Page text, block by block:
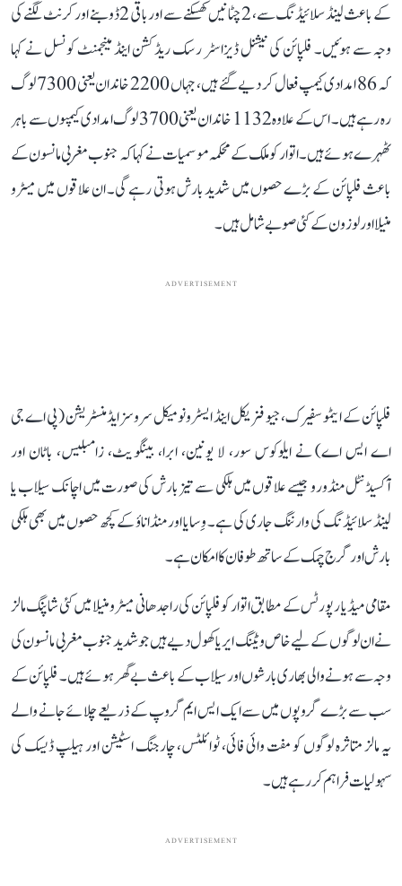
کے باعث لینڈ سلائیڈنگ سے، 2 چٹانیں کھسکنے سے اور باقی 2 ڈوبنے اور کرنٹ لگنے کی
وجہ سے ہوئیں۔ فلپائن کی نیشنل ڈیزاسٹر رسک ریڈکشن اینڈ مینجمنٹ کونسل نے کہا
کہ 86 امدادی کیمپ فعال کر دیے گئے ہیں، جہاں 2200 خاندان یعنی 7300 لوگ
رہ رہے ہیں۔ اس کے علاوہ 1132 خاندان یعنی 3700 لوگ امدادی کیمپوں سے باہر
ٹھہرے ہوئے ہیں۔ اتوار کو ملک کے محکمہ موسمیات نے کہا کہ جنوب مغربی مانسون کے
باعث فلپائن کے بڑے حصوں میں شدید بارش ہوتی رہے گی۔ ان علاقوں میں میٹرو
منیلا اور لوزون کے کئی صوبے شامل ہیں۔
ADVERTISEMENT
فلپائن کے ایٹموسفیرک، جیو فزیکل اینڈ ایسٹرونومیکل سروسز ایڈمنسٹریشن (پی اے جی
اے ایس اے) نے ایلوکوس سور، لا یونین، ابرا، بینگویٹ، زامبلیس، باٹان اور
آکسیڈنٹل منڈورو جیسے علاقوں میں ہلکی سے تیز بارش کی صورت میں اچانک سیلاب یا
لینڈ سلائیڈنگ کی وارننگ جاری کی ہے۔ وِسایا اور منڈاناؤ کے کچھ حصوں میں بھی ہلکی
بارش اور گرج چمک کے ساتھ طوفان کا امکان ہے۔
مقامی میڈیا رپورٹس کے مطابق اتوار کو فلپائن کی راجدھانی میٹرو منیلا میں کئی شاپنگ مالز
نے ان لوگوں کے لیے خاص ویٹنگ ایریا کھول دیے ہیں جو شدید جنوب مغربی مانسون کی
وجہ سے ہونے والی بھاری بارشوں اور سیلاب کے باعث بے گھر ہوئے ہیں۔ فلپائن کے
سب سے بڑے گروپوں میں سے ایک ایس ایم گروپ کے ذریعے چلائے جانے والے
یہ مالز متاثرہ لوگوں کو مفت وائی فائی، ٹوائلٹس، چارجنگ اسٹیشن اور ہیلپ ڈیسک کی
سہولیات فراہم کر رہے ہیں۔
ADVERTISEMENT